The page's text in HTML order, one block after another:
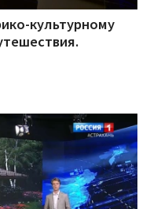
культурному